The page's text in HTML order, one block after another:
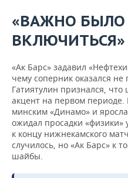
«ВАЖНО БЫЛО
ВКЛЮЧИТЬСЯ»
«Ак Барс» задавил
чему соперник оказался не
Гатиятулин признался,
акцент на первом
минским «Динамо» и
ожидал просадки «физики»
к концу нижнекамского
случилось, но «Ак Барс» к
шайбы.